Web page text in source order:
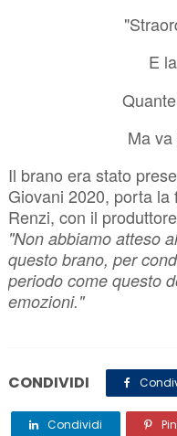
E
Ma
Il brano era stato
Giovani 2020, porta la
Renzi, con il
"Non abbiamo atteso
questo brano, per
periodo come questo
emozioni."
CONDIVIDI
Condividi